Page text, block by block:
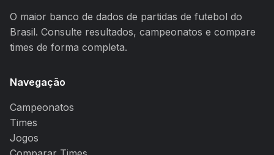
O maior banco de dados de partidas de futebol do
Brasil. Consulte resultados, campeonatos e compare
times de forma completa.
Navegação
Campeonatos
Times
Jogos